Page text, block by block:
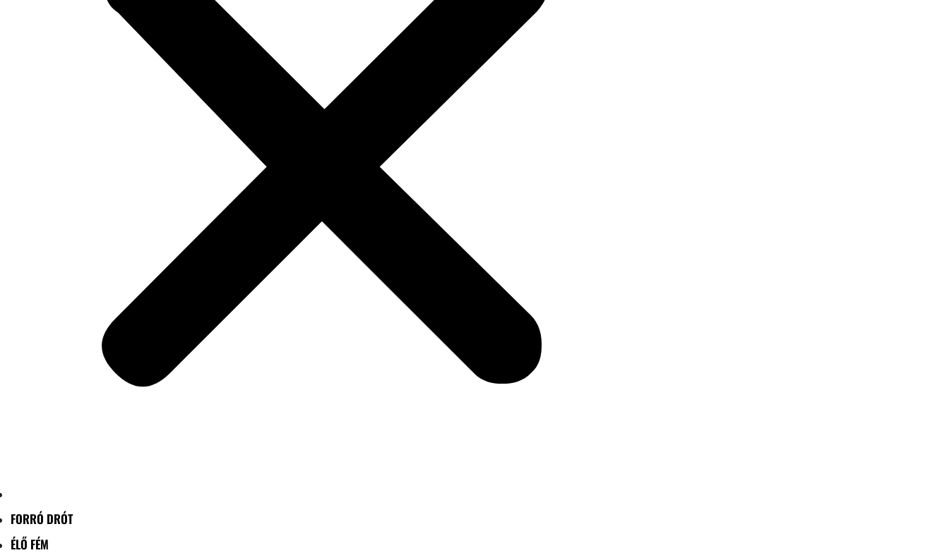
FORRÓ DRÓT
ÉLŐ FÉM